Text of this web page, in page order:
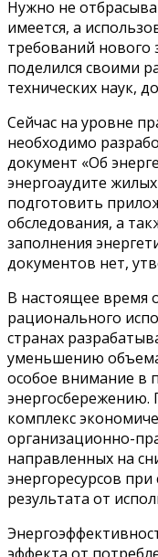
Нужно не
имеется, а
требований нового
поделился своими
технических наук,
Сейчас на уровне
необходимо
документ «Об
энергоаудите
подготовить
обследования, а
заполнения
документов нет,
В настоящее время
рационального
странах
уменьшению
особое внимание в
энергосбережению.
комплекс
организационно-
направленных на
энергоресурсов
результата от